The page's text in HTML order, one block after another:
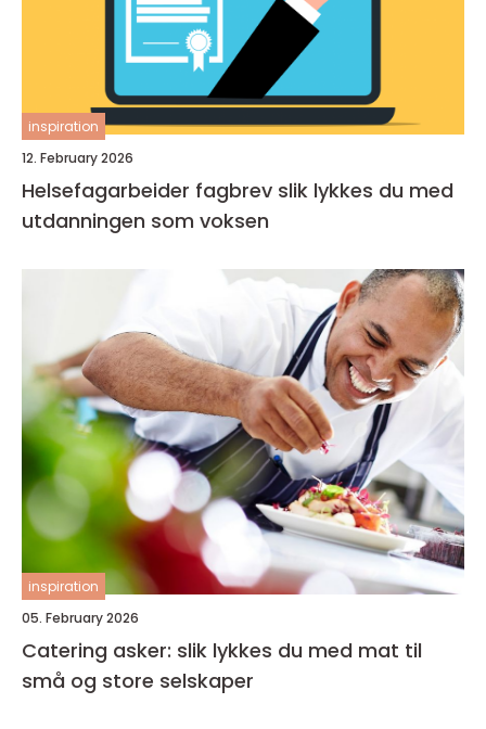
inspiration
12. February 2026
Helsefagarbeider fagbrev slik lykkes du med
utdanningen som voksen
inspiration
05. February 2026
Catering asker: slik lykkes du med mat til
små og store selskaper